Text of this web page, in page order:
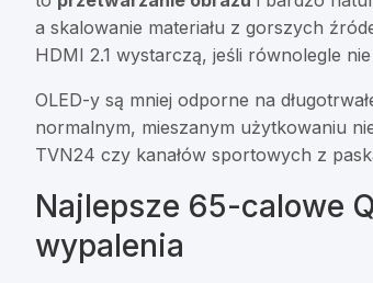
a skalowanie materiału z gorszych
HDMI 2.1 wystarczą, jeśli równolegle
OLED-y są mniej odporne na
normalnym, mieszanym użytkowaniu
TVN24 czy kanałów sportowych z
Najlepsze 65-calowe
wypalenia